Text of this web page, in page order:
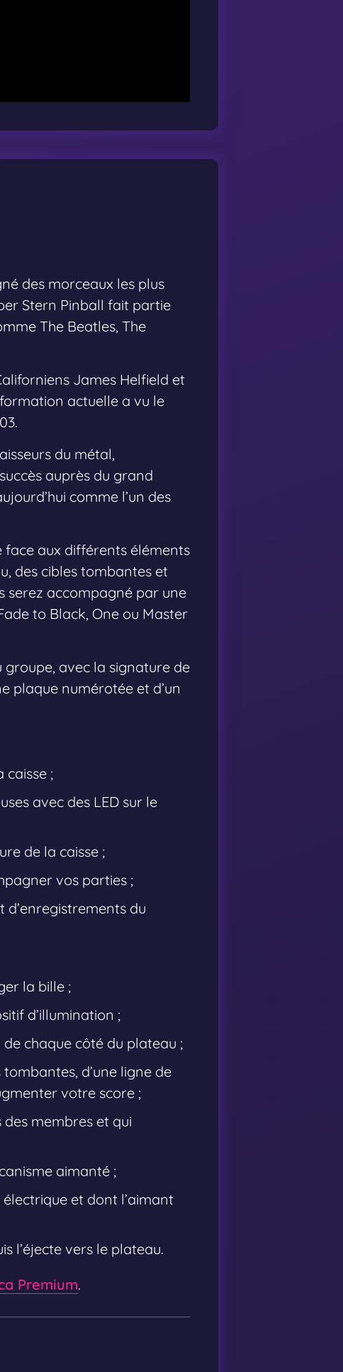
des morceaux les plus
Stern Pinball fait partie
The Beatles, The
James Helfield et
actuelle a vu le
du métal,
auprès du grand
comme l’un des
face aux différents éléments
des cibles tombantes et
serez accompagné par une
to Black, One ou Master
avec la signature de
plaque numérotée et d’un
caisse ;
avec des LED sur le
de la caisse ;
vos parties ;
d’enregistrements du
la bille ;
d’illumination ;
chaque côté du plateau ;
d’une ligne de
votre score ;
membres et qui
aimanté ;
et dont l’aimant
l’éjecte vers le plateau.
Premium.